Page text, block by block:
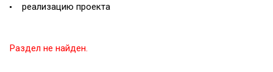
реализацию проекта
Раздел не найден.